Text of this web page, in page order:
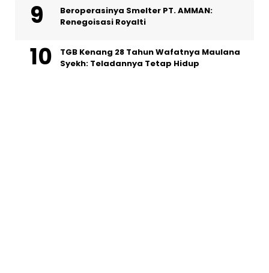
Beroperasinya Smelter PT. AMMAN:
Renegoisasi Royalti
TGB Kenang 28 Tahun Wafatnya Maulana
Syekh: Teladannya Tetap Hidup